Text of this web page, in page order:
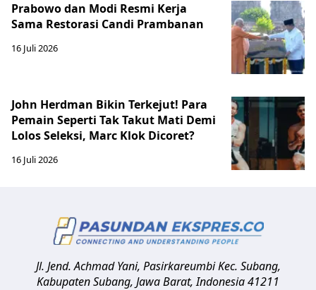
Prabowo dan Modi Resmi Kerja
Sama Restorasi Candi Prambanan
16 Juli 2026
John Herdman Bikin Terkejut! Para
Pemain Seperti Tak Takut Mati Demi
Lolos Seleksi, Marc Klok Dicoret?
16 Juli 2026
Jl. Jend. Achmad Yani, Pasirkareumbi Kec. Subang,
Kabupaten Subang, Jawa Barat,Indonesia41211